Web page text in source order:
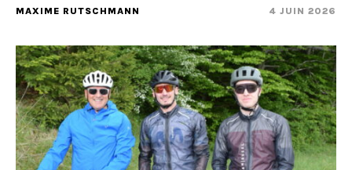
MAXIME RUTSCHMANN 4 JUIN 2026